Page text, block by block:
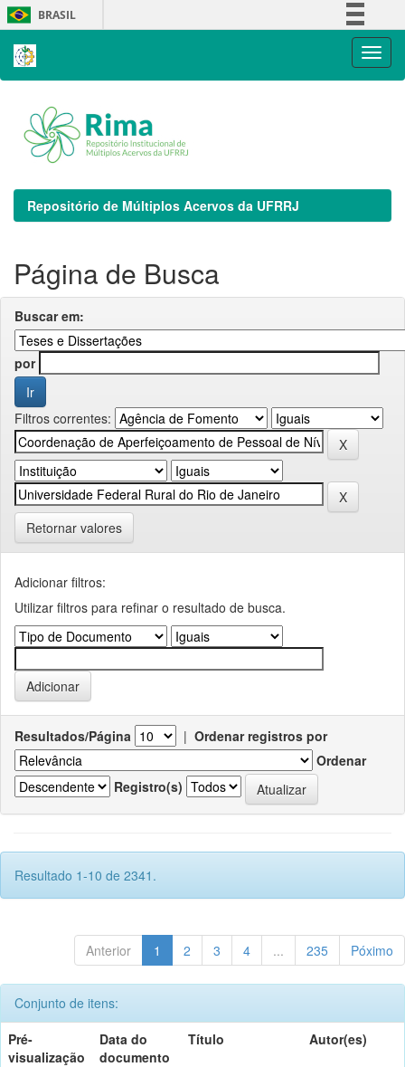
Skip
navigation
BRASIL
Repositório de Múltiplos Acervos da UFRRJ
Página de Busca
Buscar em:
por
Filtros correntes:
Retornar valores
Adicionar filtros:
Utilizar filtros para refinar o resultado de busca.
Resultados/Página | Ordenar registros por
Ordenar
Registro(s)
Resultado 1-10 de 2341.
Anterior 1 2 3 4 ... 235 Póximo
Conjunto de itens:
Pré-
visualização
Data do
documento
Título Autor(es)